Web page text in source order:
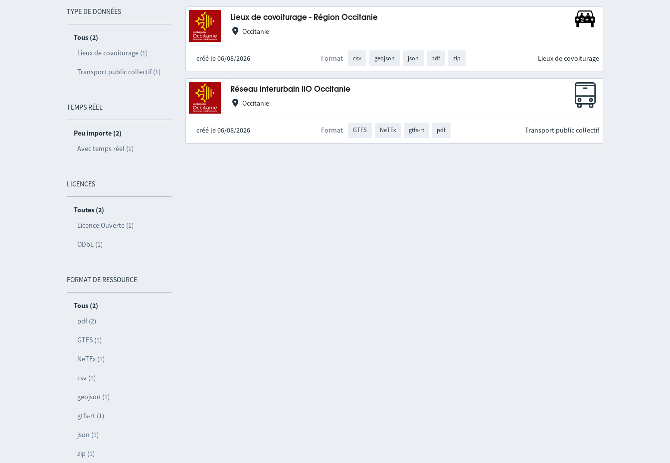
TYPE DE DONNÉES
Tous (2)
Lieux de covoiturage (1)
Transport public collectif (1)
TEMPS RÉEL
Peu importe (2)
Avec temps réel (1)
LICENCES
Toutes (2)
Licence Ouverte (1)
ODbL (1)
FORMAT DE RESSOURCE
Tous (2)
pdf (2)
GTFS (1)
NeTEx (1)
csv (1)
geojson (1)
gtfs-rt (1)
json (1)
zip (1)
Lieux de covoiturage - Région Occitanie
Occitanie
créé le 06/08/2026 Format csv geojson json pdf zip Lieux de covoiturage
Réseau interurbain liO Occitanie
Occitanie
créé le 06/08/2026 Format GTFS NeTEx gtfs-rt pdf Transport public collectif